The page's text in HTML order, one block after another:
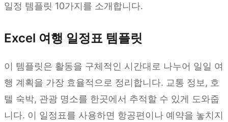
일정 템플릿 10가지를 소개합니다.
Excel 여행 일정표 템플릿
이 템플릿은 활동을 구체적인 시간대로 나누어 일일 여
행 계획을 가장 효율적으로 정리합니다. 교통 정보, 호
텔 숙박, 관광 명소를 한곳에서 추적할 수 있게 도와줍
니다. 이 일정표를 사용하면 항공편이나 예약을 놓치지